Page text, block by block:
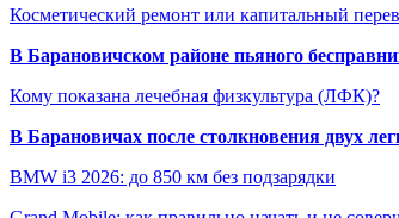
Косметический ремонт или капитальный
В Барановичском районе пьяного
Кому показана лечебная физкультура (ЛФК)?
В Барановичах после столкновения двух
BMW i3 2026: до 850 км без подзарядки